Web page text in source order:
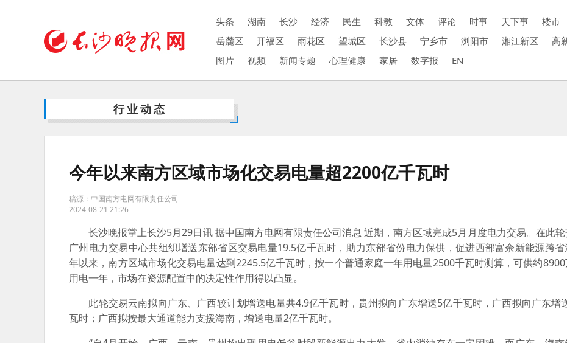
头条 湖南 长沙 经济 民生 科教 文体 评论 时事 天下事 楼市
岳麓区
开福区 雨花区 望城区 长沙县 宁乡市 浏阳市 湘江新区 高
图片
视频 新闻专题 心理健康 家居 数字报 EN
行业动态
今年以来南方区域市场化交易电量超2200亿千瓦时
稿源：中国南方电网有限责任公司
2024-08-21 21:26
长沙晚报掌上长沙5月29日讯 据中国南方电网有限责任公司消息 近期，南方区域完成5月月度电力交易。在此轮
广州电力交易中心共组织增送东部省区交易电量19.5亿千瓦时，助力东部省份电力保供，促进西部富余新能源跨
年以来，南方区域市场化交易电量达到2245.5亿千瓦时，按一个普通家庭一年用电量2500千瓦时测算，可供约
用电一年，市场在资源配置中的决定性作用得以凸显。
此轮交易云南拟向广东、广西较计划增送电量共4.9亿千瓦时，贵州拟向广东增送5亿千瓦时，广西拟向广东增
瓦时；广西拟按最大通道能力支援海南，增送电量2亿千瓦时。